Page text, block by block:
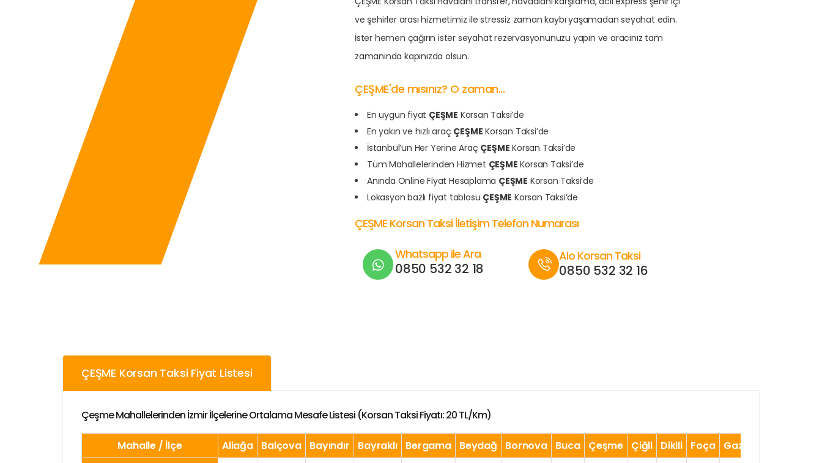
ve şehirler arası hizmetimiz ile stressiz zaman kaybı yaşamadan seyahat edin.
İster hemen çağırın ister seyahat rezervasyonunuzu yapın ve aracınız tam
zamanında kapınızda olsun.
ÇEŞME'de mısınız? O zaman...
En uygun fiyat ÇEŞME Korsan Taksi’de
En yakın ve hızlı araç ÇEŞME Korsan Taksi’de
İstanbul’un Her Yerine Araç ÇEŞME Korsan Taksi’de
Tüm Mahallelerinden Hizmet ÇEŞME Korsan Taksi’de
Anında Online Fiyat Hesaplama ÇEŞME Korsan Taksi’de
Lokasyon bazlı fiyat tablosu ÇEŞME Korsan Taksi’de
ÇEŞME Korsan Taksi İletişim Telefon Numarası
Whatsapp ile Ara
0850 532 32 18
Alo Korsan Taksi
0850 532 32 16
ÇEŞME Korsan Taksi Fiyat Listesi
Çeşme Mahallelerinden İzmir İlçelerine Ortalama Mesafe Listesi (Korsan Taksi Fiyatı: 20 TL/km)
Mahalle / İlçe Aliağa Balçova Bayındır Bayraklı Bergama Beydağ Bornova Buca Çeşme Çiğli Dikili Foça Gaziemir